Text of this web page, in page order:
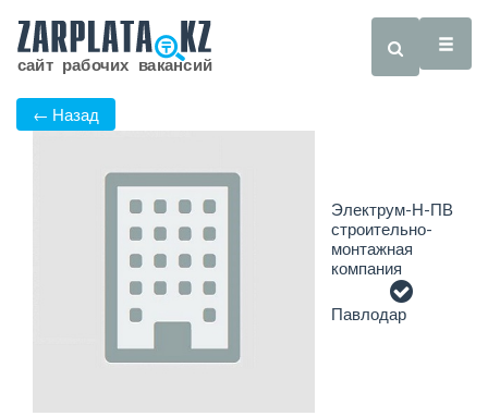
← Назад
Электрум-Н-ПВ
строительно-
монтажная
компания
Павлодар